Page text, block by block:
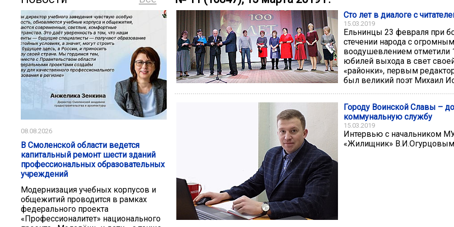
08.08.2026
В Смоленской области ведется
капитальный ремонт шести зданий
профессиональных образовательных
учреждений
Модернизация учебных корпусов и
общежитий проводится в рамках
федерального проекта
«Профессионалитет» национального
Сто лет в диалоге с
15.03.2019
Ельнинцы 23 февраля при
стечении народа с огромным
воодушевлением отметили
юбилей выхода в свет
«районки», первым
был великий поэт Михаил
Городу Воинской Славы –
коммунальную службу
15.03.2019
Интервью с начальником
«Жилищник» В.И.Огурцовым